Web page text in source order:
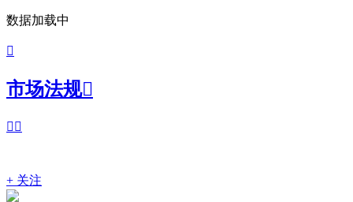
数据加载中

市场法规
 
+ 关注